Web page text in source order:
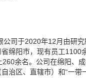
司于2020年12月由研
绵阳市，现有员工1100
余名。公司在绵阳、
治区、直辖市）和“一带